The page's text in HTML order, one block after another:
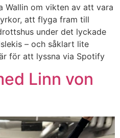
Wallin om vikten av att vara
att flyga fram till
under det lyckade
– och såklart lite
för att lyssna via Spotify
Linn von